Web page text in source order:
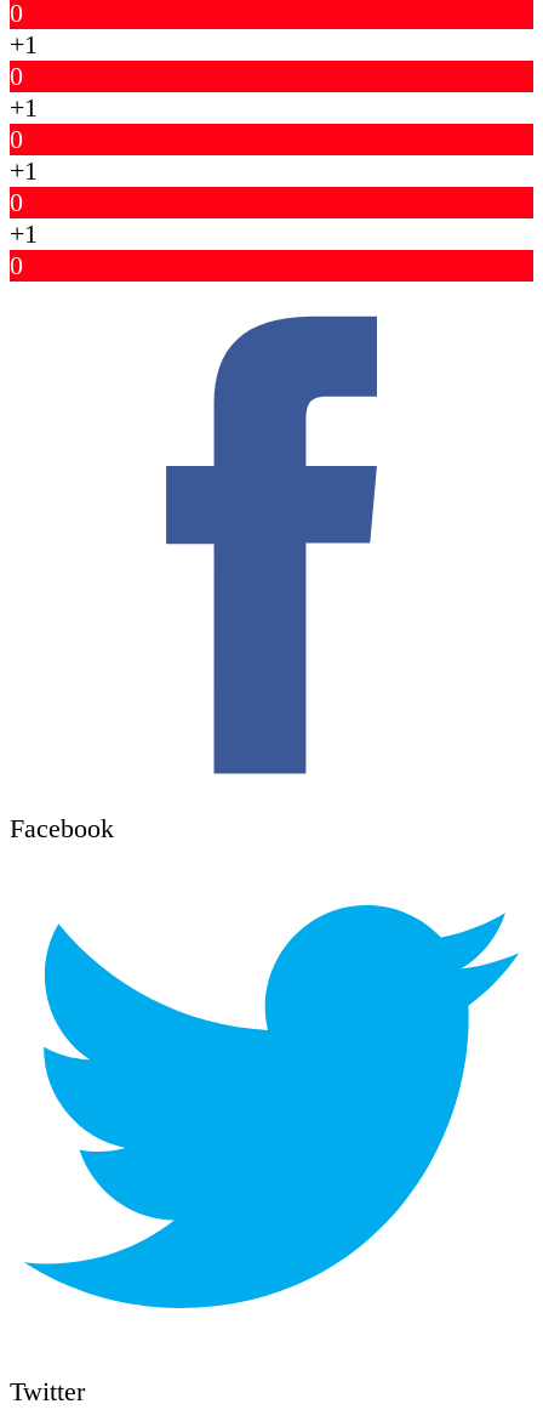
0
+1
0
+1
0
+1
0
+1
0
Facebook
Twitter